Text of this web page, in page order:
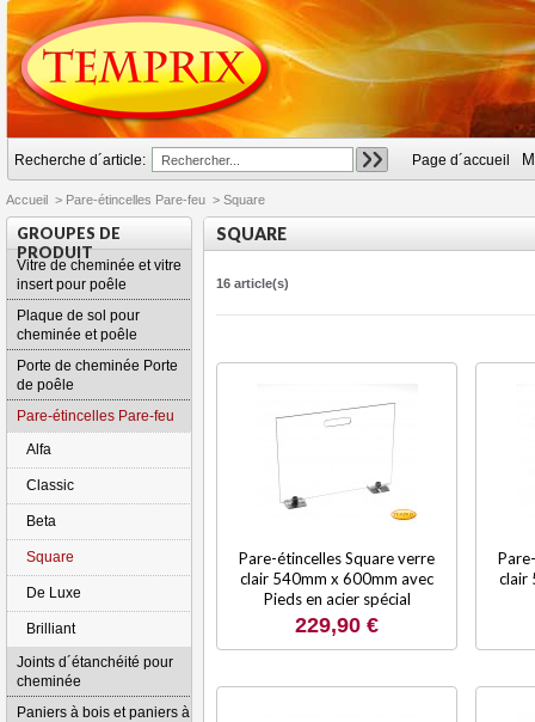
Recherche d´article: Page d´accueil
Accueil > Pare-étincelles Pare-feu > Square
SQUARE
16 article(s)
Pare-étincelles Square verre
clair 540mm x 600mm avec
Pieds en acier spécial
229,90 €
clair
GROUPES DE
PRODUIT
Vitre de cheminée et vitre
insert pour poêle
Plaque de sol pour
cheminée et poêle
Porte de cheminée Porte
de poêle
Pare-étincelles Pare-feu
Alfa
Classic
Beta
Square
De Luxe
Brilliant
Joints d´étanchéité pour
cheminée
Paniers à bois et paniers à